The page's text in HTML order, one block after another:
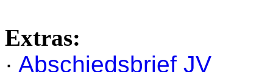
Extras:
· Abschiedsbrief JV